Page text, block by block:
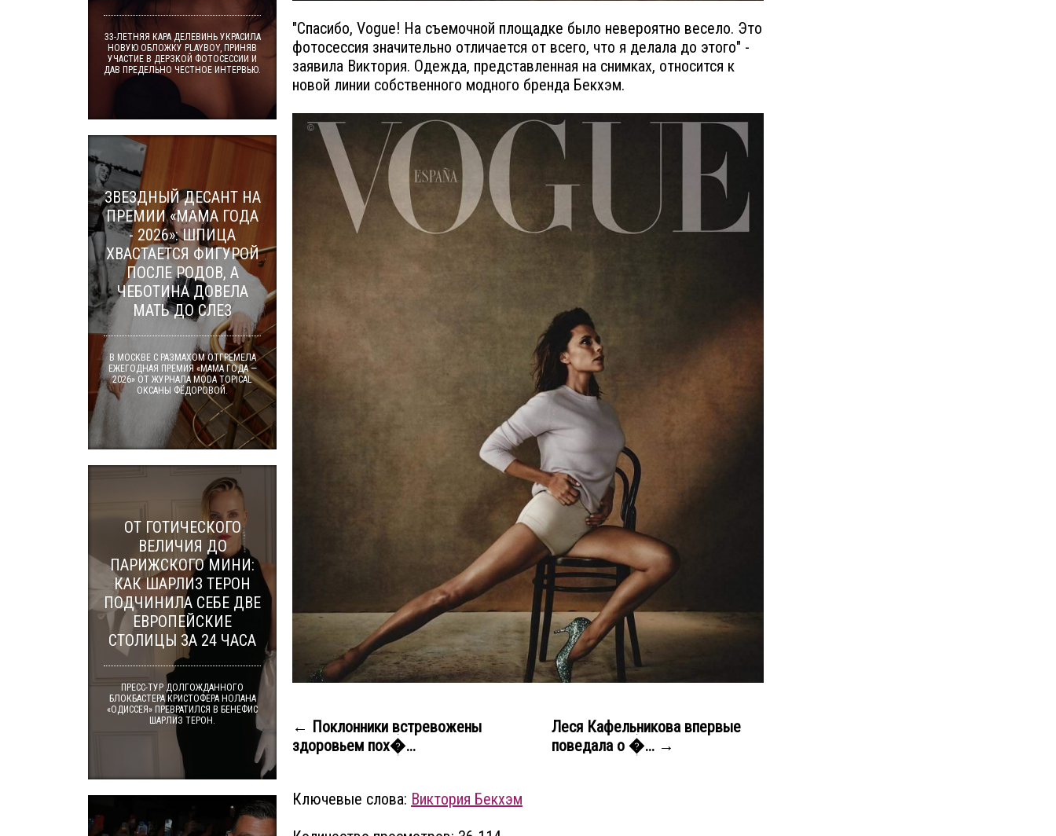
"Спасибо, Vogue! На съемочной площадке было невероятно весело. Это
фотосессия значительно отличается от всего, что я делала до этого" -
заявила Виктория. Одежда, представленная на снимках, относится к
новой линии собственного модного бренда Бекхэм.
← Поклонники встревожены
здоровьем пох�...
Леся Кафельникова впервые
поведала о �... →
Ключевые слова: Виктория Бекхэм
33-ЛЕТНЯЯ КАРА ДЕЛЕВИНЬ УКРАСИЛА
НОВУЮ ОБЛОЖКУ PLAYBOY, ПРИНЯВ
УЧАСТИЕ В ДЕРЗКОЙ ФОТОСЕССИИ И
ДАВ ПРЕДЕЛЬНО ЧЕСТНОЕ ИНТЕРВЬЮ.
ЗВЕЗДНЫЙ ДЕСАНТ НА
ПРЕМИИ «МАМА ГОДА
- 2026»: ШПИЦА
ХВАСТАЕТСЯ ФИГУРОЙ
ПОСЛЕ РОДОВ, А
ЧЕБОТИНА ДОВЕЛА
МАТЬ ДО СЛЕЗ
В МОСКВЕ С РАЗМАХОМ ОТГРЕМЕЛА
ЕЖЕГОДНАЯ ПРЕМИЯ «МАМА ГОДА —
2026» ОТ ЖУРНАЛА MODA TOPICAL
ОКСАНЫ ФЁДОРОВОЙ.
ОТ ГОТИЧЕСКОГО
ВЕЛИЧИЯ ДО
ПАРИЖСКОГО МИНИ:
КАК ШАРЛИЗ ТЕРОН
ПОДЧИНИЛА СЕБЕ ДВЕ
ЕВРОПЕЙСКИЕ
СТОЛИЦЫ ЗА 24 ЧАСА
ПРЕСС-ТУР ДОЛГОЖДАННОГО
БЛОКБАСТЕРА КРИСТОФЕРА НОЛАНА
«ОДИССЕЯ» ПРЕВРАТИЛСЯ В БЕНЕФИС
ШАРЛИЗ ТЕРОН.